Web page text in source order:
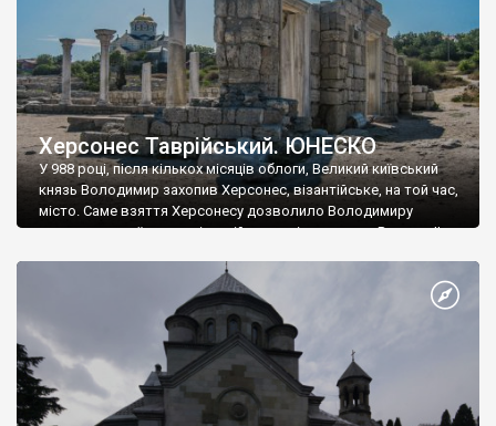
Херсонес Таврійський. ЮНЕСКО
У 988 році, після кількох місяців облоги, Великий київський
князь Володимир захопив Херсонес, візантійське, на той час,
місто. Саме взяття Херсонесу дозволило Володимиру
диктувати свої умови візантійському імператору Василю ІІ, та
Херсонесі Володимир-язичник, став Василем-християнином.
А потім було Хрещення Русі. На честь Херсонесу Таврійського